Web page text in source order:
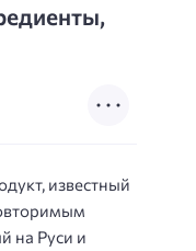
известный
на Руси и